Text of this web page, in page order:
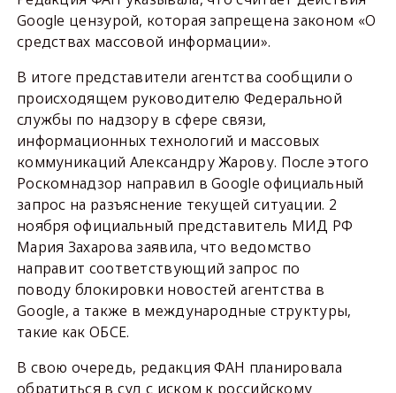
Google цензурой, которая запрещена законом «О
средствах массовой информации».
В итоге представители агентства сообщили о
происходящем руководителю Федеральной
службы по надзору в сфере связи,
информационных технологий и массовых
коммуникаций Александру Жарову. После этого
Роскомнадзор направил в Google официальный
запрос на разъяснение текущей ситуации. 2
ноября официальный представитель МИД РФ
Мария Захарова заявила, что ведомство
направит соответствующий запрос по
поводу блокировки новостей агентства в
Google, а также в международные структуры,
такие как ОБСЕ.
В свою очередь, редакция ФАН планировала
обратиться в суд с иском к российскому